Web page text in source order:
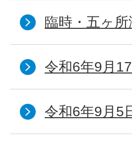
臨時・五ヶ
令和6年9月
令和6年9月5